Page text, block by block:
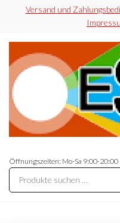
springen
Versand und
Handel
Preiswert
Öffnungszeiten: Mo-Sa 9:00-20:00